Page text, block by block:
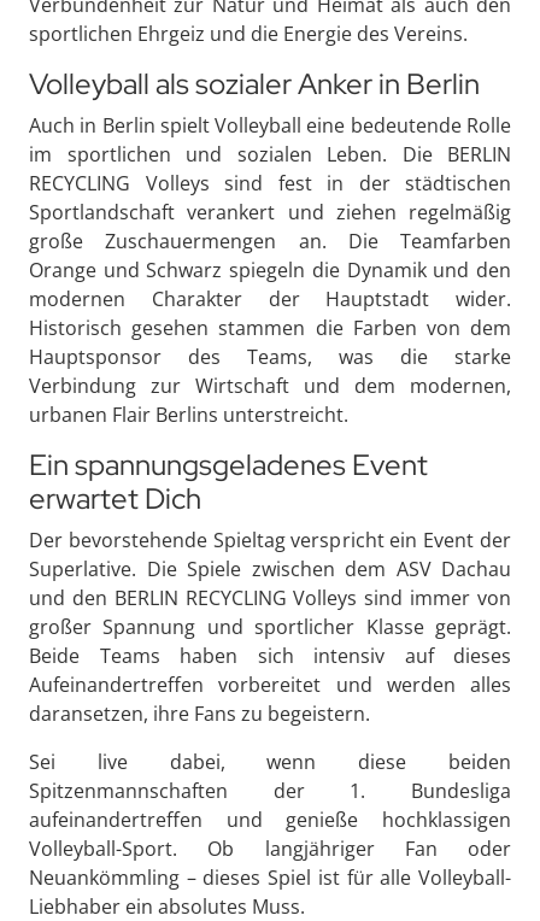
sportlichen Ehrgeiz und die Energie des Vereins.
Volleyball als sozialer Anker in Berlin
Auch in Berlin spielt Volleyball eine bedeutende Rolle
im sportlichen und sozialen Leben. Die BERLIN
RECYCLING Volleys sind fest in der städtischen
Sportlandschaft verankert und ziehen regelmäßig
große Zuschauermengen an. Die Teamfarben
Orange und Schwarz spiegeln die Dynamik und den
modernen Charakter der Hauptstadt wider.
Historisch gesehen stammen die Farben von dem
Hauptsponsor des Teams, was die starke
Verbindung zur Wirtschaft und dem modernen,
urbanen Flair Berlins unterstreicht.
Ein spannungsgeladenes Event
erwartet Dich
Der bevorstehende Spieltag verspricht ein Event der
Superlative. Die Spiele zwischen dem ASV Dachau
und den BERLIN RECYCLING Volleys sind immer von
großer Spannung und sportlicher Klasse geprägt.
Beide Teams haben sich intensiv auf dieses
Aufeinandertreffen vorbereitet und werden alles
daransetzen, ihre Fans zu begeistern.
Sei live dabei, wenn diese beiden
Spitzenmannschaften der 1. Bundesliga
aufeinandertreffen und genieße hochklassigen
Volleyball-Sport. Ob langjähriger Fan oder
Neuankömmling – dieses Spiel ist für alle Volleyball-
Liebhaber ein absolutes Muss.